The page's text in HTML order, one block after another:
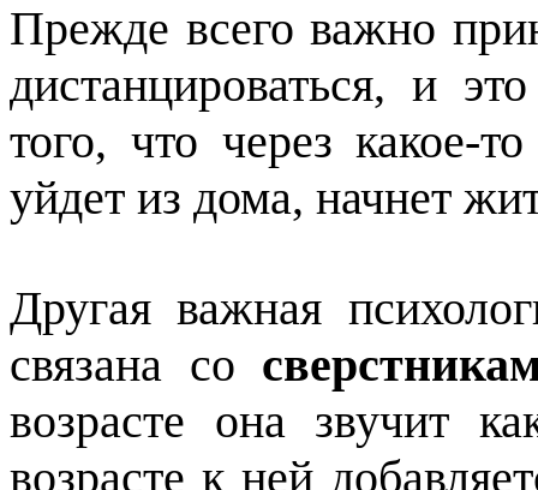
Прежде всего важно
дистанцироваться, и
того, что через какое-
уйдет из дома, начнет
Другая важная
связана со
возрасте она звучит
возрасте к ней